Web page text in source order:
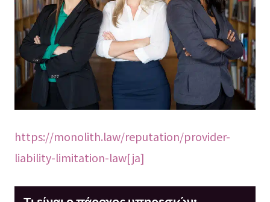
https://monolith.law/reputation/provider-
liability-limitation-law[ja]